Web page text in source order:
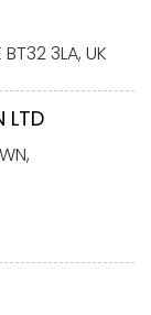
BT32 3LA, UK
LTD